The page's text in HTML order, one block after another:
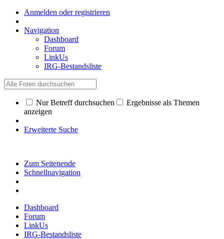
Anmelden oder registrieren
Navigation
Dashboard
Forum
LinkUs
IRG-Bestandsliste
Nur Betreff durchsuchen
Ergebnisse als Themen
anzeigen
Erweiterte Suche
Zum Seitenende
Schnellnavigation
Dashboard
Forum
LinkUs
IRG-Bestandsliste